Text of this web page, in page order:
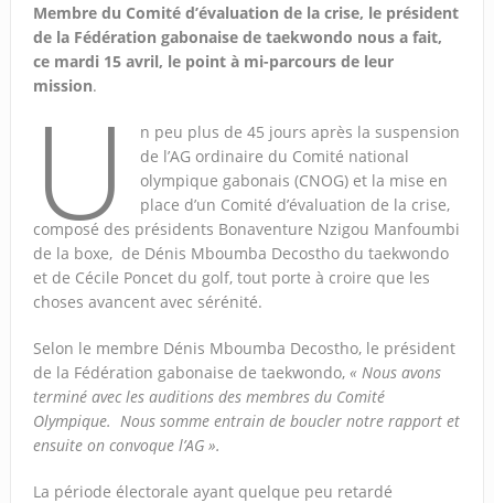
Membre du Comité d’évaluation de la crise, le président
de la Fédération gabonaise de taekwondo nous a fait,
ce mardi 15 avril, le point à mi-parcours de leur
mission.
U
n peu plus de 45 jours après la suspension
de l’AG ordinaire du Comité national
olympique gabonais (CNOG) et la mise en
place d’un Comité d’évaluation de la crise,
composé des présidents Bonaventure Nzigou Manfoumbi
de la boxe, de Dénis Mboumba Decostho du taekwondo
et de Cécile Poncet du golf, tout porte à croire que les
choses avancent avec sérénité.
Selon le membre Dénis Mboumba Decostho, le président
de la Fédération gabonaise de taekwondo, « Nous avons
terminé avec les auditions des membres du Comité
Olympique. Nous somme entrain de boucler notre rapport et
ensuite on convoque l’AG ».
La période électorale ayant quelque peu retardé